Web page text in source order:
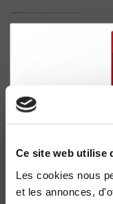
Ce site web utilise
Les cookies nous
et les annonces,
Jeunesse et
Aline Coutrot